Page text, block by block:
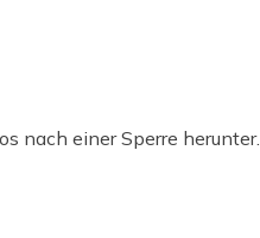
nach einer Sperre herunter.